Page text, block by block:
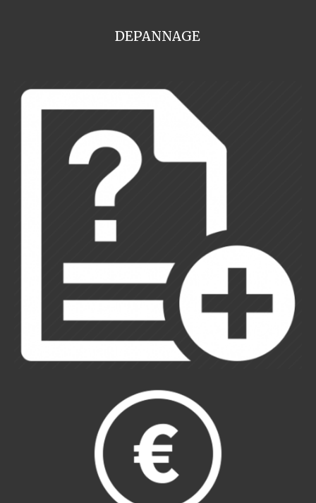
DEPANNAGE